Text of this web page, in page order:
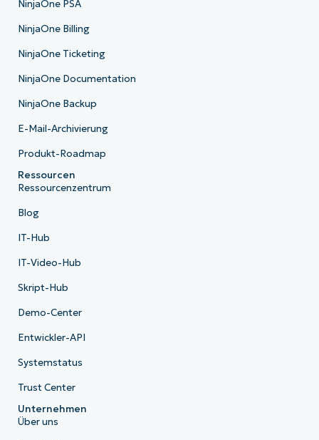
NinjaOne PSA
NinjaOne Billing
NinjaOne Ticketing
NinjaOne Documentation
NinjaOne Backup
E-Mail-Archivierung
Produkt-Roadmap
Ressourcen
Ressourcenzentrum
Blog
IT-Hub
IT-Video-Hub
Skript-Hub
Demo-Center
Entwickler-API
Systemstatus
Trust Center
Unternehmen
Über uns